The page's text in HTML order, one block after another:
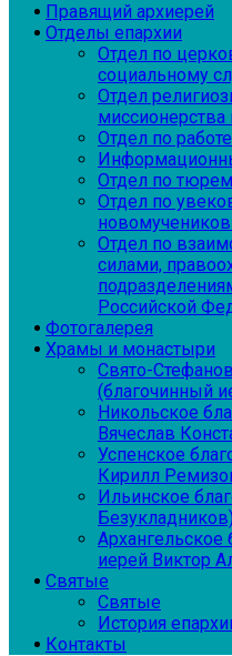
Правящий архиерей
Отделы епархии
Отдел по
социальному
Отдел
миссионерства
Отдел по
Отдел по
Отдел по
Отдел по
силами,
Российской
Фотогалерея
Храмы и монастыри
Свято-
(благочинный
Никольское
Вячеслав
Успенское
Кирилл
Ильинское
Безукладников)
Архангельское
иерей Виктор
Святые
Святые
История
Контакты